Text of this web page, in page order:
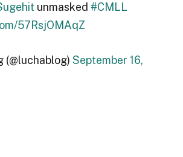
unmasked #CMLL
57RsjOMAqZ
September 16,